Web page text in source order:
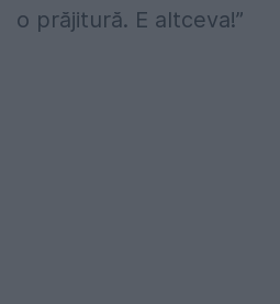
o prăjitură. E altceva!”